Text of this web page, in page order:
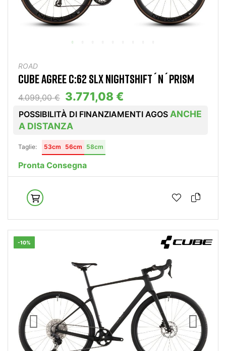
ROAD
CUBE AGREE C:62 SLX NIGHTSHIFT´N´PRISM
4.099,00 € 3.771,08 €
POSSIBILITÀ DI FINANZIAMENTI AGOS ANCHE
A DISTANZA
Taglie: 53cm 56cm 58cm
Pronta Consegna
-10%